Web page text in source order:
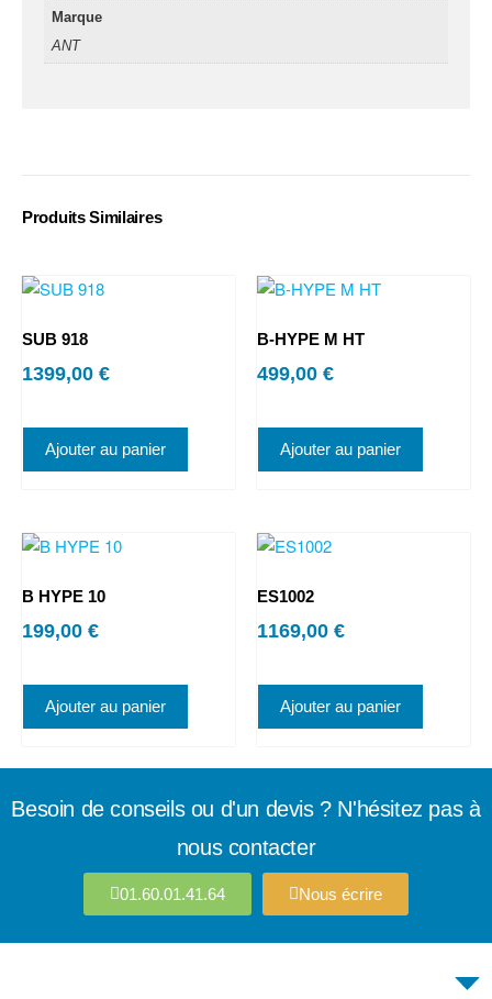
Marque
ANT
Produits Similaires
SUB 918
1399,00 €
Ajouter au panier
B-HYPE M HT
499,00 €
Ajouter au panier
B HYPE 10
199,00 €
Ajouter au panier
ES1002
1169,00 €
Ajouter au panier
Besoin de conseils ou d'un devis ? N'hésitez pas à
nous contacter
01.60.01.41.64 Nous écrire